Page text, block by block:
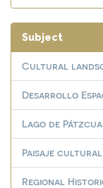
Subject
Cultural
Desarrollo
Lago de
Paisaje cultural
Regional